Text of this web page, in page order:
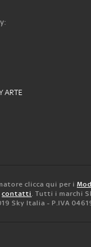
ARTE
clicca qui per i
contatti. Tutti i marchi
Sky Italia - P.IVA